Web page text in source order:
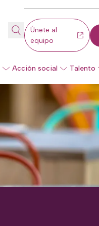
Únete al
equipo
Acción social Talento